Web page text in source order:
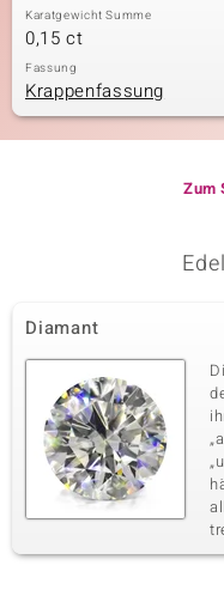
Karatgewicht Summe
0,15 ct
Fassung
Krappenfassung
Zum
Diamant